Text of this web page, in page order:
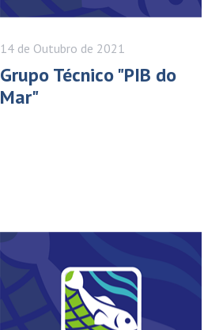
14 de Outubro de 2021
Grupo Técnico "PIB do
Mar"